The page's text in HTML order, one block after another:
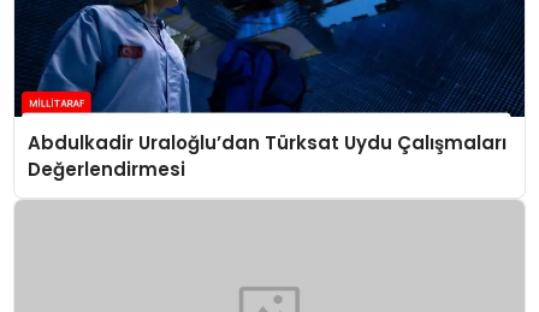
Abdulkadir Uraloğlu’dan Türksat Uydu Çalışmaları
Değerlendirmesi